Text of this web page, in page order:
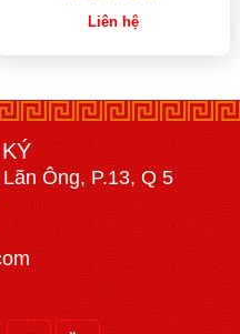
Liên hệ
Ông, P.13, Q 5